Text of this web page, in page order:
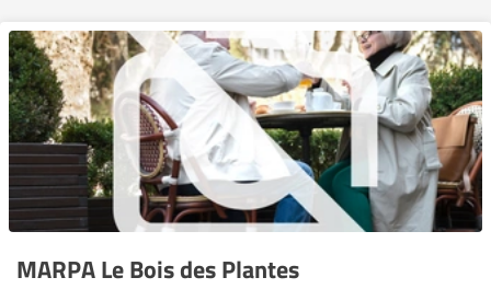
MARPA Le Bois des Plantes